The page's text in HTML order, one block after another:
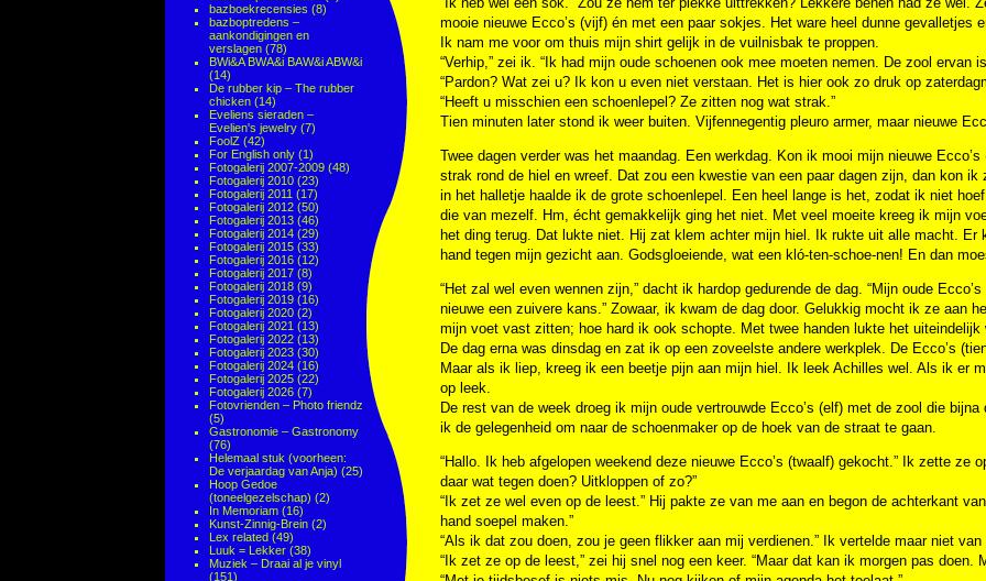
bazboekrecensies (8)
bazboptredens –
aankondigingen en
verslagen (78)
BWi&A BWA&i BAW&i ABW&i
(14)
De rubber kip – The rubber
chicken (14)
Eveliens sieraden –
Evelien's jewelry (7)
FoolZ (42)
For English only (1)
Fotogalerij 2007-2009 (48)
Fotogalerij 2010 (23)
Fotogalerij 2011 (17)
Fotogalerij 2012 (50)
Fotogalerij 2013 (46)
Fotogalerij 2014 (29)
Fotogalerij 2015 (33)
Fotogalerij 2016 (12)
Fotogalerij 2017 (8)
Fotogalerij 2018 (9)
Fotogalerij 2019 (16)
Fotogalerij 2020 (2)
Fotogalerij 2021 (13)
Fotogalerij 2022 (13)
Fotogalerij 2023 (30)
Fotogalerij 2024 (16)
Fotogalerij 2025 (22)
Fotogalerij 2026 (7)
Fotovrienden – Photo friendz
(5)
Gastronomie – Gastronomy
(76)
Helemaal stuk (voorheen:
De verjaardag van Anja) (25)
Hoop Gedoe
(toneelgezelschap) (2)
In Memoriam (16)
Kunst-Zinnig-Brein (2)
Lex related (49)
Luuk = Lekker (38)
Muziek – Draai al je vinyl
(151)
mooie nieuwe Ecco’s (vijf) én met een paar sokjes. Het ware heel dunne gevalletjes
Ik nam me voor om thuis mijn shirt gelijk in de vuilnisbak te proppen.
“Verhip,” zei ik. “Ik had mijn oude schoenen ook mee moeten nemen. De zool ervan
“Pardon? Wat zei u? Ik kon u even niet verstaan. Het is hier ook zo druk op
“Heeft u misschien een schoenlepel? Ze zitten nog wat strak.”
Tien minuten later stond ik weer buiten. Vijfennegentig pleuro armer, maar nieuwe
Twee dagen verder was het maandag. Een werkdag. Kon ik mooi mijn nieuwe
strak rond de hiel en wreef. Dat zou een kwestie van een paar dagen zijn, dan kon
in het halletje haalde ik de grote schoenlepel. Een heel lange is het, zodat ik niet
die van mezelf. Hm, écht gemakkelijk ging het niet. Met veel moeite kreeg ik mijn
het ding terug. Dat lukte niet. Hij zat klem achter mijn hiel. Ik rukte uit alle macht.
hand tegen mijn gezicht aan. Godsgloeiende, wat een kló-ten-schoe-nen! En dan
“Het zal wel even wennen zijn,” dacht ik hardop gedurende de dag. “Mijn oude
nieuwe een zuivere kans.” Zowaar, ik kwam de dag door. Gelukkig mocht ik ze aan
mijn voet vast zitten; hoe hard ik ook schopte. Met twee handen lukte het
De dag erna was dinsdag en zat ik op een zoveelste andere werkplek. De Ecco’s
Maar als ik liep, kreeg ik een beetje pijn aan mijn hiel. Ik leek Achilles wel. Als ik er
op leek.
De rest van de week droeg ik mijn oude vertrouwde Ecco’s (elf) met de zool die
ik de gelegenheid om naar de schoenmaker op de hoek van de straat te gaan.
“Hallo. Ik heb afgelopen weekend deze nieuwe Ecco’s (twaalf) gekocht.” Ik zette
daar wat tegen doen? Uitkloppen of zo?”
“Ik zet ze wel even op de leest.” Hij pakte ze van me aan en begon de achterkant
hand soepel maken.”
“Als ik dat zou doen, zou je geen flikker aan mij verdienen.” Ik vertelde maar niet
“Ik zet ze op de leest,” zei hij snel nog een keer. “Maar dat kan ik morgen pas